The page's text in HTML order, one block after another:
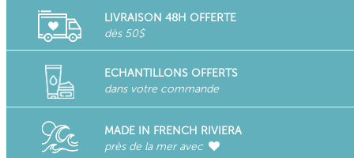
LIVRAISON 48H OFFERTE
dès 50$
ECHANTILLONS OFFERTS
dans votre commande
MADE IN FRENCH RIVIERA
près de la mer avec